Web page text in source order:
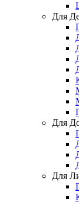
Для
Для
Для